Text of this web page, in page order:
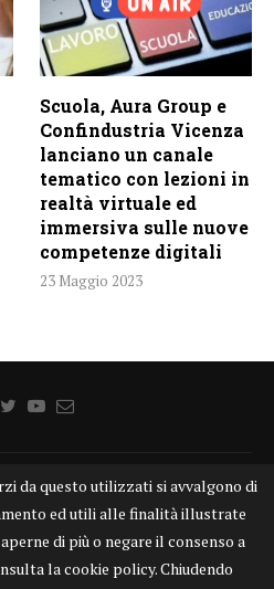
Scuola, Aura Group e
Confindustria Vicenza
lanciano un canale
tematico con lezioni in
realtà virtuale ed
immersiva sulle nuove
competenze digitali
23 Maggio 2023
Cookie Contatti
KONGTV
s.r.l. - P.IVA: 15049871005
da questo utilizzati si avvalgono di
ed utili alle finalità illustrate
di più o negare il consenso a
la cookie policy. Chiudendo